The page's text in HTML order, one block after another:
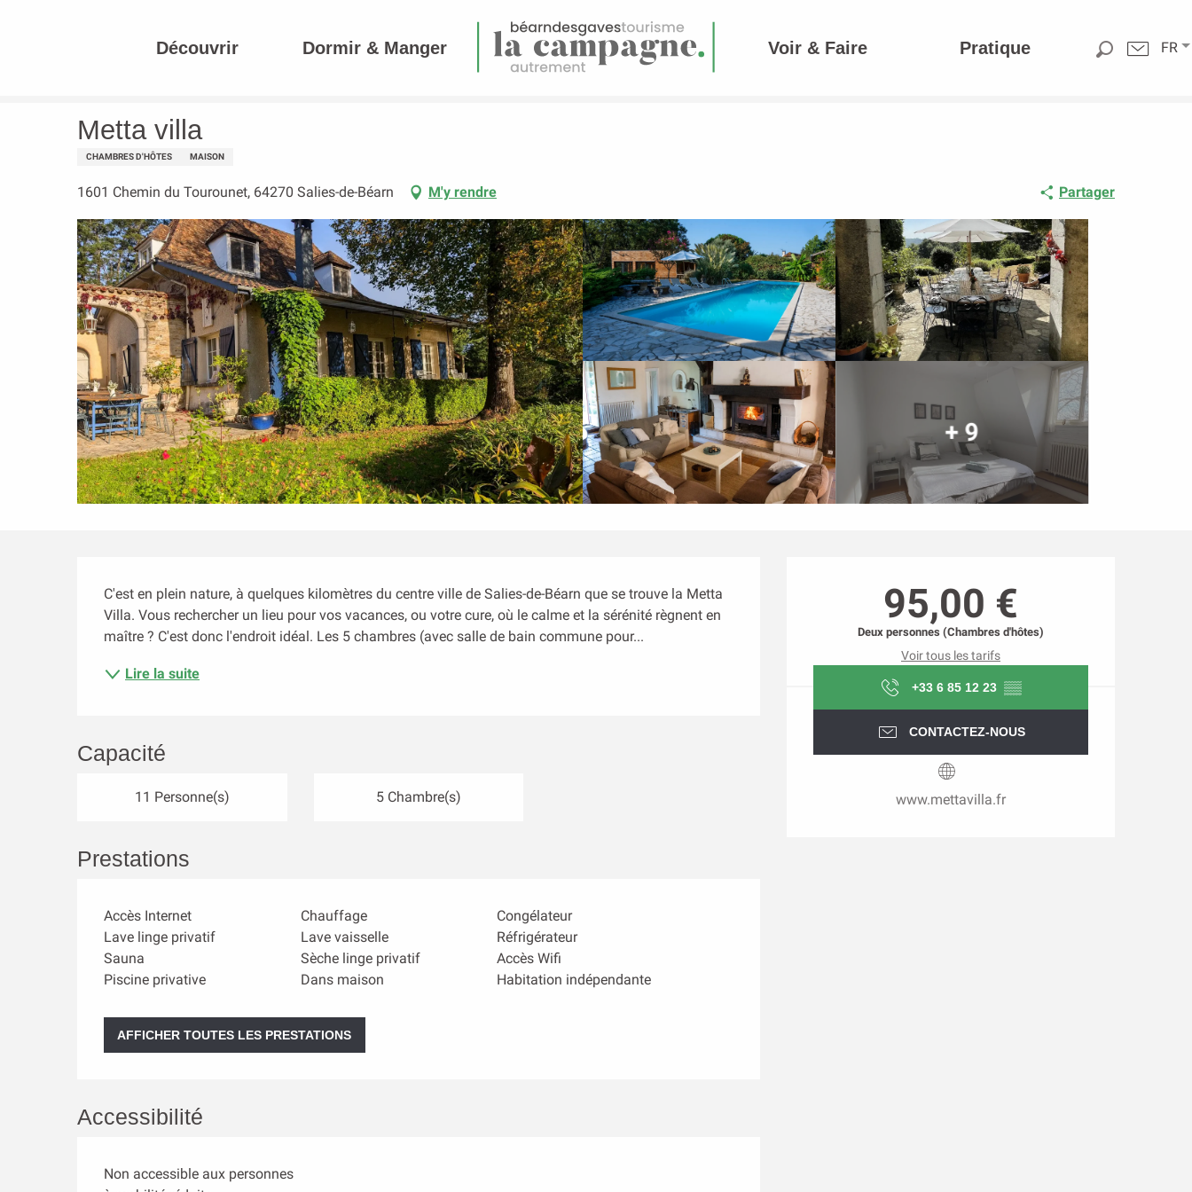
FR
Découvrir Dormir & Manger Voir & Faire Pratique
Metta villa
CHAMBRES D'HÔTES MAISON
1601 Chemin du Tourounet, 64270 Salies-de-Béarn M'y rendre Partager
+ 9
95,00 €
Deux personnes (Chambres d'hôtes)
Voir tous les tarifs
+33 6 85 12 23 ▒▒
CONTACTEZ-NOUS
www.mettavilla.fr
C'est en plein nature, à quelques kilomètres du centre ville de Salies-de-Béarn que se trouve la Metta
Villa. Vous rechercher un lieu pour vos vacances, ou votre cure, où le calme et la sérénité règnent en
maître ? C'est donc l'endroit idéal. Les 5 chambres (avec salle de bain commune pour...
Lire la suite
Capacité
11 Personne(s) 5 Chambre(s)
Prestations
Accès Internet Chauffage
Congélateur
Lave linge privatif
Lave vaisselle
Réfrigérateur
Sauna
Sèche linge privatif
Accès Wifi
Piscine privative
Dans maison Habitation indépendante
AFFICHER TOUTES LES PRESTATIONS
Accessibilité
Non accessible aux personnes